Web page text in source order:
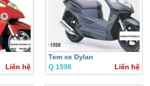
Liên hệ
Tem xe Dylan
Q 1598
Liên hệ